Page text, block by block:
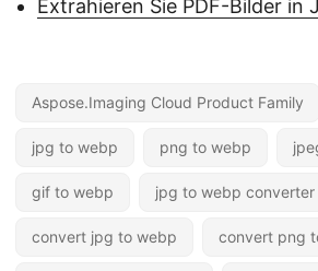
Extrahieren Sie PDF-Bilder in
Aspose.Imaging Cloud Product Family
jpg to webp png to webp
gif to webp jpg to webp converter
convert jpg to webp convert png